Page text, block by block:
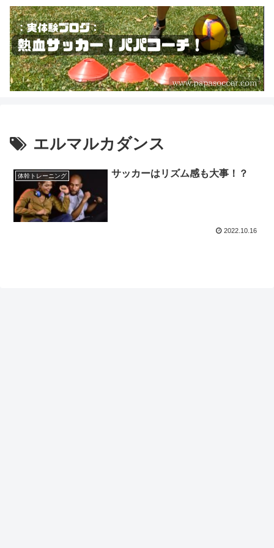
エルマルカダンス
体幹トレーニング サッカーはリズム感も大事！？
2022.10.16